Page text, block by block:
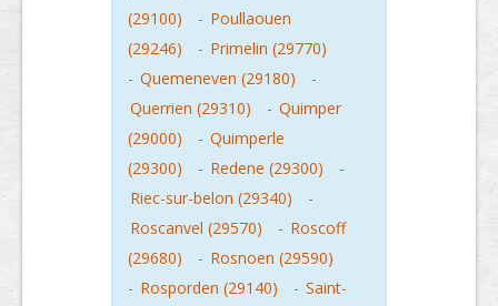
(29100)
- Poullaouen
(29246)
- Primelin (29770)
- Quemeneven (29180)
-
Querrien (29310)
- Quimper
(29000)
- Quimperle
(29300)
- Redene (29300)
-
Riec-sur-belon (29340)
-
Roscanvel (29570)
- Roscoff
(29680)
- Rosnoen (29590)
- Rosporden (29140) - Saint-